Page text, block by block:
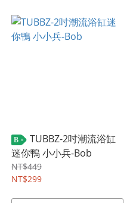
B
TUBBZ-2吋潮流浴缸
迷你鴨 小小兵-Bob
NT$449
NT$299